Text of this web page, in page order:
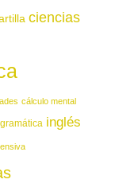
ciencias
cálculo mental
gramática inglés